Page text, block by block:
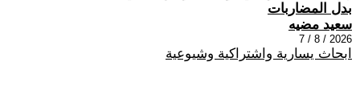
بدل المضاربات
سعيد مضيه
2026 / 8 / 7
ابحاث يسارية واشتراكية وشيوعية